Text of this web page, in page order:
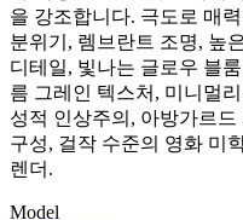
을 강조합니다. 극도로 매
분위기, 렘브란트 조명, 높
디테일, 빛나는 글로우 블
름 그레인 텍스처, 미니멀
성적 인상주의, 아방가르드
구성, 걸작 수준의 영화 미
렌더.
Model